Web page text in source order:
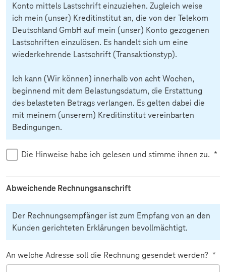
Konto mittels Lastschrift einzuziehen. Zugleich weise
ich mein (unser) Kreditinstitut an, die von der Telekom
Deutschland GmbH auf mein (unser) Konto gezogenen
Lastschriften einzulösen. Es handelt sich um eine
wiederkehrende Lastschrift (Transaktionstyp).
Ich kann (Wir können) innerhalb von acht Wochen,
beginnend mit dem Belastungsdatum, die Erstattung
des belasteten Betrags verlangen. Es gelten dabei die
mit meinem (unserem) Kreditinstitut vereinbarten
Bedingungen.
Die Hinweise habe ich gelesen und stimme ihnen zu. *
Abweichende Rechnungsanschrift
Der Rechnungsempfänger ist zum Empfang von an den
Kunden gerichteten Erklärungen bevollmächtigt.
An welche Adresse soll die Rechnung gesendet werden? *